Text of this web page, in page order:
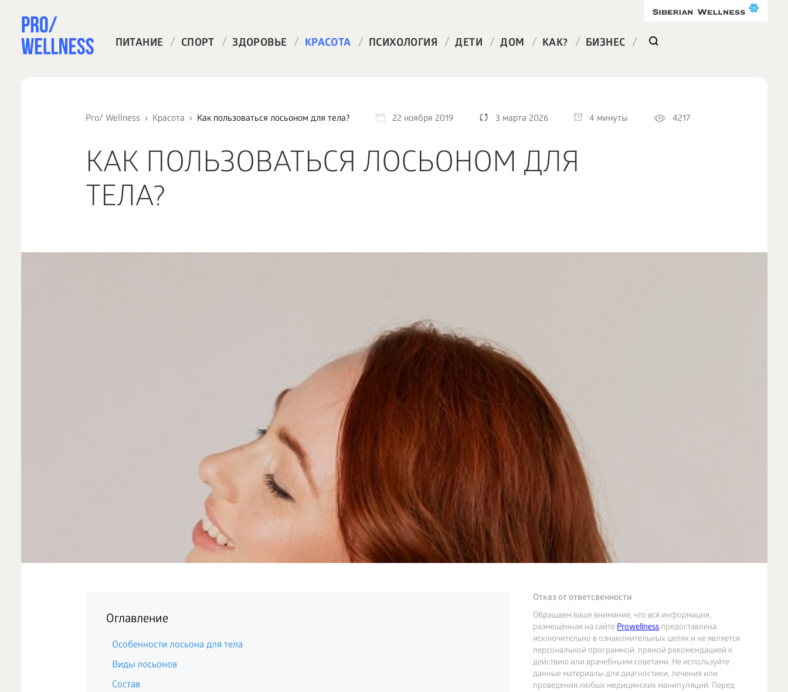
ПИТАНИЕ / СПОРТ / ЗДОРОВЬЕ / КРАСОТА / ПСИХОЛОГИЯ / ДЕТИ / ДОМ / КАК? / БИЗНЕС /
Pro/ Wellness Красота Как пользоваться лосьоном для тела? 22 ноября 2019 3 марта 2026 4 минуты 4217
КАК ПОЛЬЗОВАТЬСЯ ЛОСЬОНОМ ДЛЯ
ТЕЛА?
Отказ от ответсвенности
Обращаем ваше внимание, что вся информация,
размещённая на сайтеProwellnessпредоставлена
исключительно в ознакомительных целях и не является
персональной программой, прямой рекомендацией к
действию или врачебными советами. Не используйте
данные материалы для диагностики, лечения или
проведения любых медицинских манипуляций. Перед
Оглавление
Особенности лосьона для тела
Виды лосьонов
Состав